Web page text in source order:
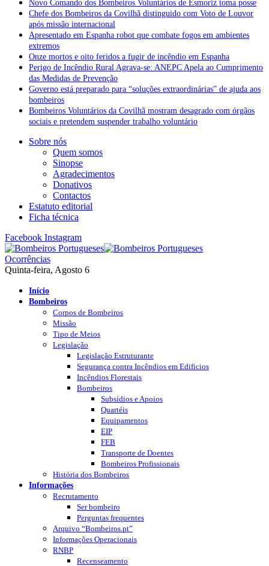
Novo Comando dos Bombeiros Voluntários de Esmoriz toma posse
Chefe dos Bombeiros da Covilhã distinguido com Voto de Louvor
após missão internacional
Apresentado em Espanha robot que combate fogos em ambientes
extremos
Onze mortos e oito feridos a fugir de incêndio em Espanha
Perigo de Incêndio Rural Agrava-se: ANEPC Apela ao Cumprimento
das Medidas de Prevenção
Governo está preparado para “soluções extraordinárias” de ajuda aos
bombeiros
Bombeiros Voluntários da Covilhã mostram desagrado com órgãos
sociais e pretendem suspender trabalho voluntário
Sobre nós
Quem somos
Sinopse
Agradecimentos
Donativos
Contactos
Estatuto editorial
Ficha técnica
Facebook Instagram
Ocorrências
Quinta-feira, Agosto 6
Início
Bombeiros
Corpos de Bombeiros
Missão
Tipo de Meios
Legislação
Legislação Estruturante
Segurança contra Incêndios em Edificios
Incêndios Florestais
Bombeiros
Subsídios e Apoios
Quartéis
Equipamentos
EIP
FEB
Transporte de Doentes
Bombeiros Profissionais
História dos Bombeiros
Informações
Recrutamento
Ser bombeiro
Perguntas frequentes
Arquivo “Bombeiros.pt”
Informações Operacionais
RNBP
Recenseamento